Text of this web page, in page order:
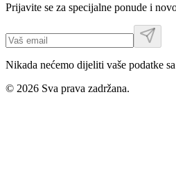
Prijavite se za specijalne ponude i
Nikada nećemo dijeliti vaše podatke
© 2026 Sva prava zadržana.